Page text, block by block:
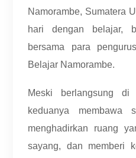
Namorambe, Sumatera
hari dengan belajar,
bersama para
Belajar Namorambe.
Meski berlangsung
keduanya membawa
menghadirkan ruang
sayang, dan memberi